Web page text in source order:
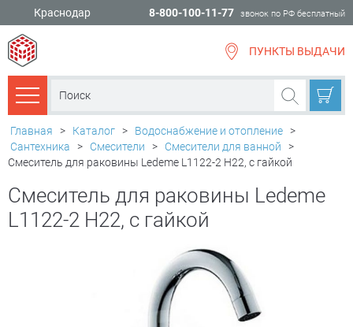
Краснодар 8-800-100-11-77 звонок по РФ бесплатный
ПУНКТЫ ВЫДАЧИ
Каталог товаров
Главная > Каталог > Водоснабжение и отопление >
Сантехника
> Смесители > Смесители для ванной
>
Смеситель для раковины Ledeme L1122-2 H22, с гайкой
Смеситель для раковины Ledeme
L1122-2 H22, с гайкой